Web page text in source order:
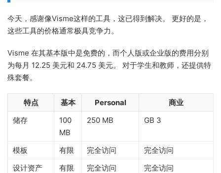
今天，感谢像Visme这样的工具，这已得到解决。 更好的是，
这些工具的价格通常极具竞争力。
Visme 在其基本版中是免费的，而个人版或企业版的费用分别
为每月 12.25 美元和 24.75 美元。 对于学生和教师，还提供特
殊套餐。
特点 基本 Personal
商业
储存
100
MB
250 MB GB 3
模板 有限 完全访问
完全访问
设计资产
有限 完全访问
完全访问